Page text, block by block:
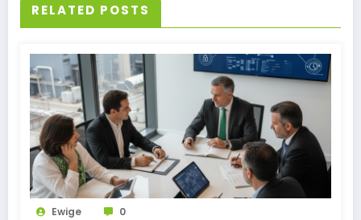
RELATED POSTS
Ewige 0